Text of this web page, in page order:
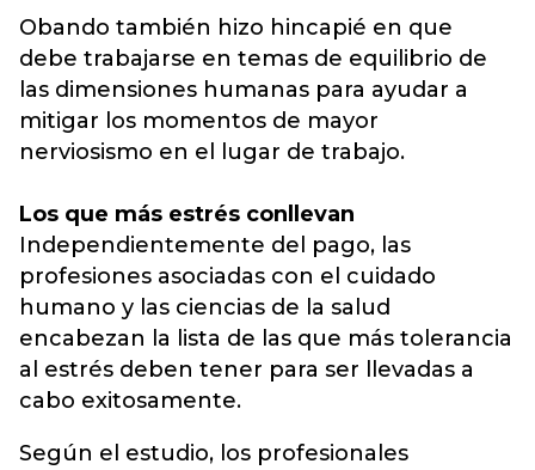
Obando también hizo hincapié en que
debe trabajarse en temas de equilibrio de
las dimensiones humanas para ayudar a
mitigar los momentos de mayor
nerviosismo en el lugar de trabajo.
Los que más estrés conllevan
Independientemente del pago, las
profesiones asociadas con el cuidado
humano y las ciencias de la salud
encabezan la lista de las que más tolerancia
al estrés deben tener para ser llevadas a
cabo exitosamente.
Según el estudio, los profesionales